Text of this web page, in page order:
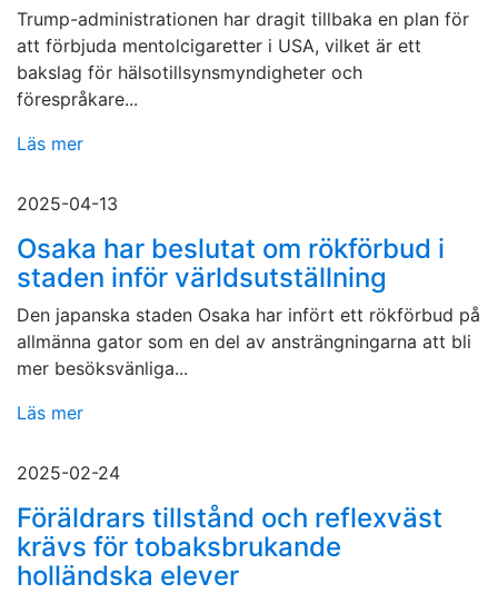
Trump-administrationen har dragit tillbaka en plan för
att förbjuda mentolcigaretter i USA, vilket är ett
bakslag för hälsotillsynsmyndigheter och
förespråkare...
Läs mer
2025-04-13
Osaka har beslutat om rökförbud i
staden inför världsutställning
Den japanska staden Osaka har infört ett rökförbud på
allmänna gator som en del av ansträngningarna att bli
mer besöksvänliga...
Läs mer
2025-02-24
Föräldrars tillstånd och reflexväst
krävs för tobaksbrukande
holländska elever